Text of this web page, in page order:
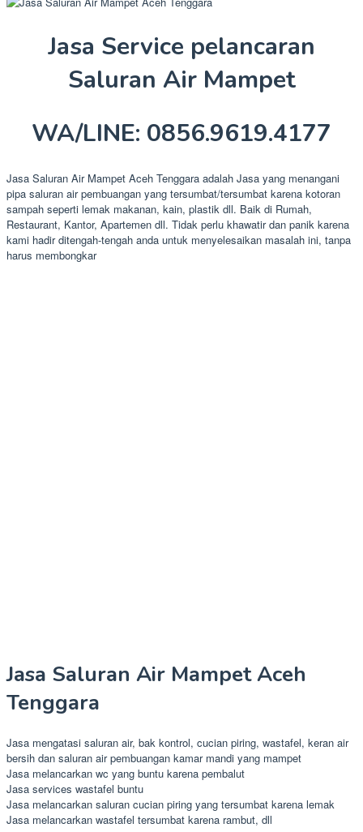
Jasa Service pelancaran
Saluran Air Mampet
WA/LINE: 0856.9619.4177
Jasa Saluran Air Mampet Aceh Tenggara adalah Jasa yang menangani
pipa saluran air pembuangan yang tersumbat/tersumbat karena kotoran
sampah seperti lemak makanan, kain, plastik dll. Baik di Rumah,
Restaurant, Kantor, Apartemen dll. Tidak perlu khawatir dan panik karena
kami hadir ditengah-tengah anda untuk menyelesaikan masalah ini, tanpa
harus membongkar
Jasa Saluran Air Mampet Aceh
Tenggara
Jasa mengatasi saluran air, bak kontrol, cucian piring, wastafel, keran air
bersih dan saluran air pembuangan kamar mandi yang mampet
Jasa melancarkan wc yang buntu karena pembalut
Jasa services wastafel buntu
Jasa melancarkan saluran cucian piring yang tersumbat karena lemak
Jasa melancarkan wastafel tersumbat karena rambut, dll